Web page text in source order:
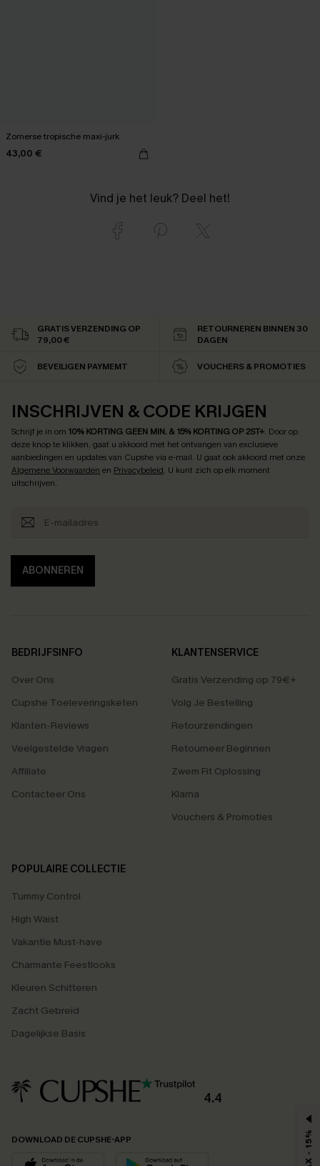
Zomerse tropische maxi-jurk
43,00 €
Vind je het leuk? Deel het!
GRATIS VERZENDING OP
79,00 €
RETOURNEREN BINNEN 30
DAGEN
BEVEILIGEN PAYMEMT VOUCHERS & PROMOTIES
INSCHRIJVEN & CODE KRIJGEN
Schrijf je in om 10% KORTING GEEN MIN. & 15% KORTING OP 2ST+. Door op
deze knop te klikken, gaat u akkoord met het ontvangen van exclusieve
aanbiedingen en updates van Cupshe via e-mail. U gaat ook akkoord met onze
Algemene Voorwaarden en Privacybeleid. U kunt zich op elk moment
uitschrijven.
ABONNEREN
BEDRIJFSINFO
Over Ons
Cupshe Toeleveringsketen
Klanten-Reviews
Veelgestelde Vragen
Affiliate
Contacteer Ons
KLANTENSERVICE
Gratis Verzending op 79€+
Volg Je Bestelling
Retourzendingen
Retourneer Beginnen
Zwem Fit Oplossing
Klarna
Vouchers & Promoties
POPULAIRE COLLECTIE
Tummy Control
High Waist
Vakantie Must-have
Charmante Feestlooks
Kleuren Schitteren
Zacht Gebreid
Dagelijkse Basis
4.4
DOWNLOAD DE CUPSHE-APP MAX - 15%